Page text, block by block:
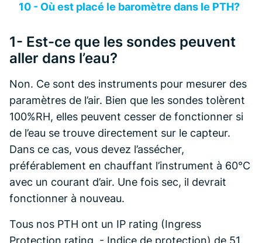
10 - Où est placé le baromètre dans le PTH?
1- Est-ce que les sondes peuvent
aller dans l’eau?
Non. Ce sont des instruments pour mesurer des
paramètres de l’air. Bien que les sondes tolèrent
100%RH, elles peuvent cesser de fonctionner si
de l’eau se trouve directement sur le capteur.
Dans ce cas, vous devez l’assécher,
préférablement en chauffant l’instrument à 60°C
avec un courant d’air. Une fois sec, il devrait
fonctionner à nouveau.
Tous nos PTH ont un IP rating (Ingress
Protection rating - Indice de protection) de 51,